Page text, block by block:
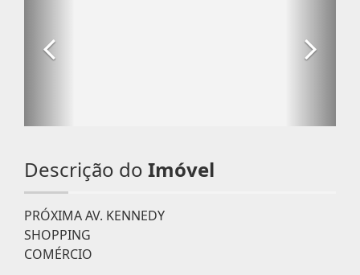
Descrição do Imóvel
PRÓXIMA AV. KENNEDY
SHOPPING
COMÉRCIO